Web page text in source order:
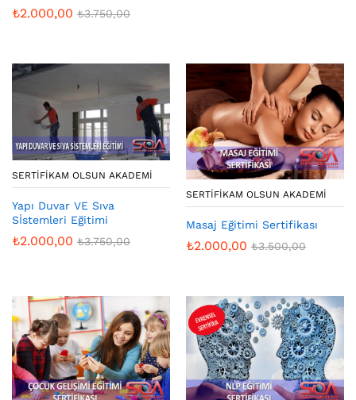
₺2.000,00 ₺3.750,00
SERTIFIKAM OLSUN AKADEMI
Yapı Duvar VE Sıva
Sİstemleri Eğitimi
₺2.000,00 ₺3.750,00
SERTIFIKAM OLSUN AKADEMI
Masaj Eğitimi Sertifikası
₺2.000,00 ₺3.500,00